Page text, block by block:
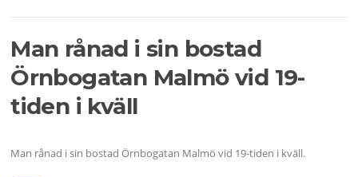
Man rånad i sin bostad
Örnbogatan Malmö vid 19-
tiden i kväll
Man rånad i sin bostad Örnbogatan Malmö vid 19-tiden i kväll.